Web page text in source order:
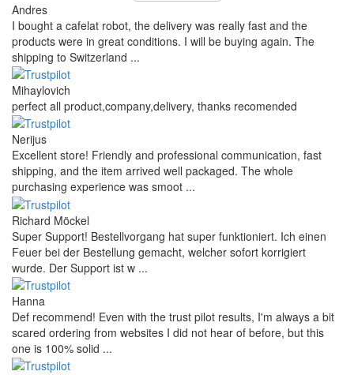
Andres
I bought a cafelat robot, the delivery was really fast and the
products were in great conditions. I will be buying again. The
shipping to Switzerland ...
Mihaylovich
perfect all product,company,delivery, thanks recomended
Nerijus
Excellent store! Friendly and professional communication, fast
shipping, and the item arrived well packaged. The whole
purchasing experience was smoot ...
Richard Möckel
Super Support! Bestellvorgang hat super funktioniert. Ich einen
Feuer bei der Bestellung gemacht, welcher sofort korrigiert
wurde. Der Support ist w ...
Hanna
Def recommend! Even with the trust pilot results, I'm always a bit
scared ordering from websites I did not hear of before, but this
one is 100% solid ...